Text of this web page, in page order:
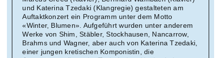
und Katerina Tzedaki (Klangregie) gestalteten am
Auftaktkonzert ein Programm unter dem Motto
«Winter, Blumen». Aufgeführt wurden unter anderem
Werke von Shim, Stäbler, Stockhausen, Nancarrow,
Brahms und Wagner, aber auch von Katerina Tzedaki,
einer jungen kretischen Komponistin, die